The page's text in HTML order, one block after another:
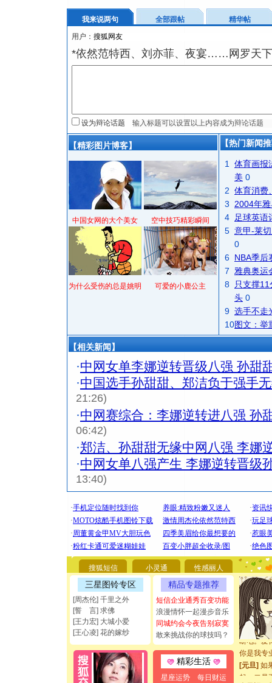
我来说两句 全部跟帖
精华帖
用户：
*依然范特西、刘亦菲、夜宴……网罗天
设为辩论话题
【精彩图片博客】
中国女网的大个美女 空中技巧精彩瞬间
为什么受伤的总是姚明 可爱的小鹿公主
【热门新闻
1
体育画报
美 0
2 体育消费
3
2004年
4
足球英语
5 意甲-莱
0
6 NBA季后
7
雅典奥运
8
只支撑
头 0
9 选手不走
10图文：举
【相关新闻】
·中网女单李娜逆转晋级八强 孙甜
·中国选手孙甜甜、郑洁负于强手
21:26)
·中网赛综合：李娜逆转进八强 孙
06:42)
·郑洁、孙甜甜无缘中网八强 李娜
·中网女单八强产生 李娜逆转晋级
13:40)
搜狐短信 小灵通 性感丽人
三星图铃专区
[周杰伦] 千里之外
[誓 言] 求佛
[王力宏] 大城小爱
[王心凌] 花的嫁纱
精品专题推荐
短信企业通秀百变功能
浪漫情怀一起漫步音乐
同城约会今夜告别寂寞
敢来挑战你的球技吗？
精彩生活
星座运势 每日财运
你太多
要平安
[圣诞节]
能正大光
都要快乐
[圣诞节]
如意,快
[元旦]看
断电。爱
你是我专
[元旦] 如
起；二是